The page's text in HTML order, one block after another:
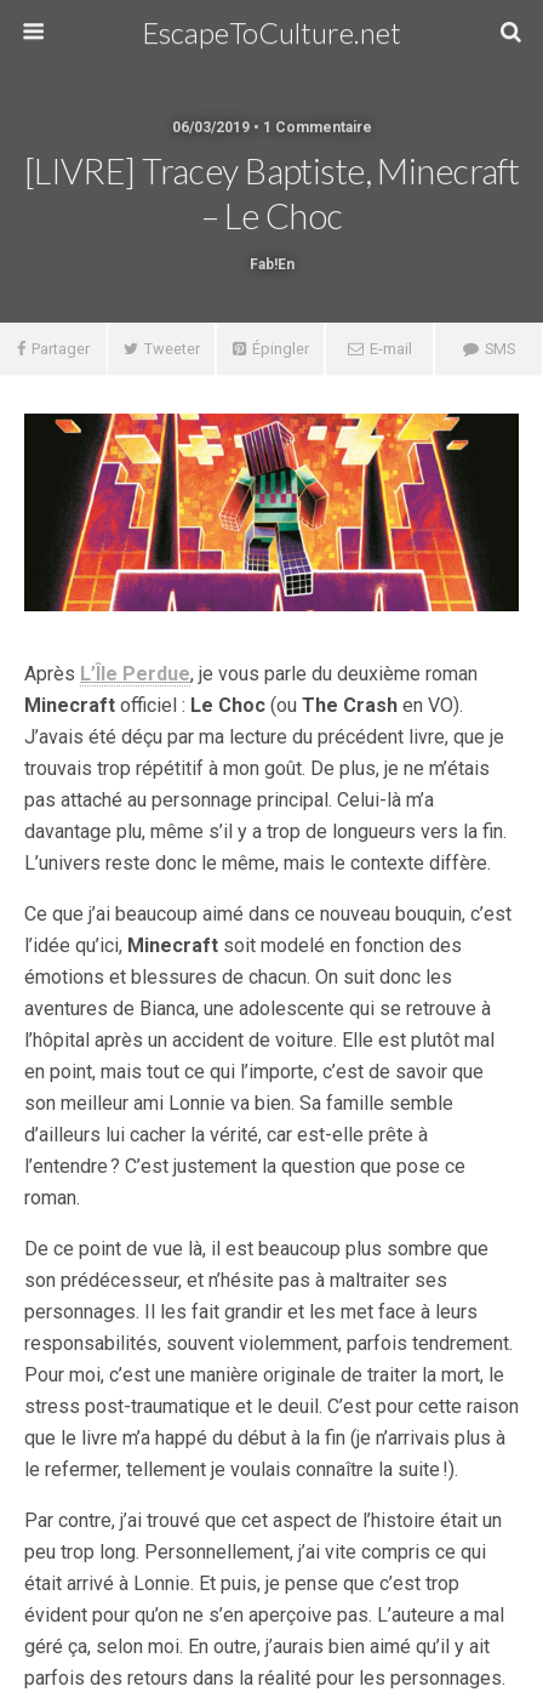
EscapeToCulture.net
06/03/2019 • 1 Commentaire
[LIVRE] Tracey Baptiste, Minecraft
– Le Choc
Fab!en
Partager Tweeter Épingler E-mail SMS
Après L’Île Perdue, je vous parle du deuxième roman
Minecraft officiel : Le Choc (ou The Crash en VO).
J’avais été déçu par ma lecture du précédent livre, que je
trouvais trop répétitif à mon goût. De plus, je ne m’étais
pas attaché au personnage principal. Celui-là m’a
davantage plu, même s’il y a trop de longueurs vers la fin.
L’univers reste donc le même, mais le contexte diffère.
Ce que j’ai beaucoup aimé dans ce nouveau bouquin, c’est
l’idée qu’ici, Minecraft soit modelé en fonction des
émotions et blessures de chacun. On suit donc les
aventures de Bianca, une adolescente qui se retrouve à
l’hôpital après un accident de voiture. Elle est plutôt mal
en point, mais tout ce qui l’importe, c’est de savoir que
son meilleur ami Lonnie va bien. Sa famille semble
d’ailleurs lui cacher la vérité, car est-elle prête à
l’entendre ? C’est justement la question que pose ce
roman.
De ce point de vue là, il est beaucoup plus sombre que
son prédécesseur, et n’hésite pas à maltraiter ses
personnages. Il les fait grandir et les met face à leurs
responsabilités, souvent violemment, parfois tendrement.
Pour moi, c’est une manière originale de traiter la mort, le
stress post-traumatique et le deuil. C’est pour cette raison
que le livre m’a happé du début à la fin (je n’arrivais plus à
le refermer, tellement je voulais connaître la suite !).
Par contre, j’ai trouvé que cet aspect de l’histoire était un
peu trop long. Personnellement, j’ai vite compris ce qui
était arrivé à Lonnie. Et puis, je pense que c’est trop
évident pour qu’on ne s’en aperçoive pas. L’auteure a mal
géré ça, selon moi. En outre, j’aurais bien aimé qu’il y ait
parfois des retours dans la réalité pour les personnages.